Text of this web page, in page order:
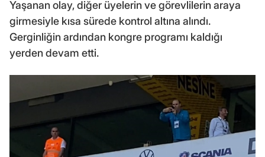
Yaşanan olay, diğer üyelerin ve görevlilerin araya
girmesiyle kısa sürede kontrol altına alındı.
Gerginliğin ardından kongre programı kaldığı
yerden devam etti.